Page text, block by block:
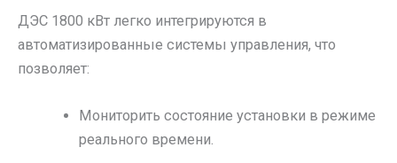
ДЭС 1800 кВт легко интегрируются в
автоматизированные системы управления, что
позволяет:
Мониторить состояние установки в режиме
реального времени.